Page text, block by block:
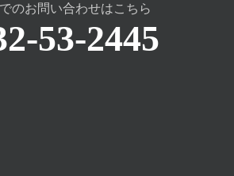
のお問い合わせはこちら
53-2445